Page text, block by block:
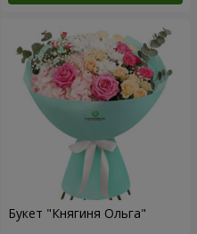
Букет "Княгиня Ольга"